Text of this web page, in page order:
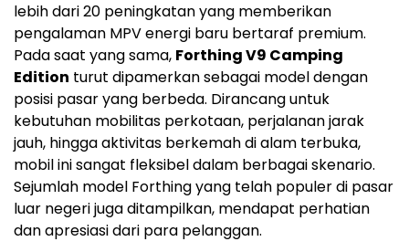
lebih dari 20 peningkatan yang memberikan
pengalaman MPV energi baru bertaraf premium.
Pada saat yang sama, Forthing V9 Camping
Edition turut dipamerkan sebagai model dengan
posisi pasar yang berbeda. Dirancang untuk
kebutuhan mobilitas perkotaan, perjalanan jarak
jauh, hingga aktivitas berkemah di alam terbuka,
mobil ini sangat fleksibel dalam berbagai skenario.
Sejumlah model Forthing yang telah populer di pasar
luar negeri juga ditampilkan, mendapat perhatian
dan apresiasi dari para pelanggan.